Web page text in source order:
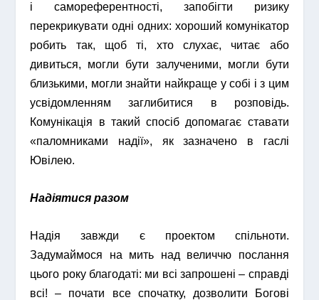
і самореферентності, запобігти ризику
перекрикувати одні одних: хороший комунікатор
робить так, щоб ті, хто слухає, читає або
дивиться, могли бути залученими, могли бути
близькими, могли знайти найкраще у собі і з цим
усвідомленням заглибитися в розповідь.
Комунікація в такий спосіб допомагає ставати
«паломниками надії», як зазначено в гаслі
Ювілею.
Надіятися разом
Надія завжди є проектом спільноти.
Задумаймося на мить над величчю послання
цього року благодаті: ми всі запрошені – справді
всі! – почати все спочатку, дозволити Богові